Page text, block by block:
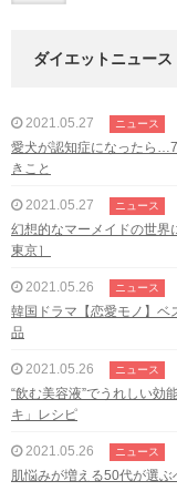
ダイエットニュース
2021.05.27 ニュース
愛犬が認知症になったら
きこと
2021.05.27 ニュース
幻想的なマーメイドの世
東京］
2021.05.26 ニュース
韓国ドラマ【恋愛モノ】
品
2021.05.26 ニュース
“飲む美容液”でうれしい
キ」レシピ
2021.05.26 ニュース
肌悩みが増える50代が選